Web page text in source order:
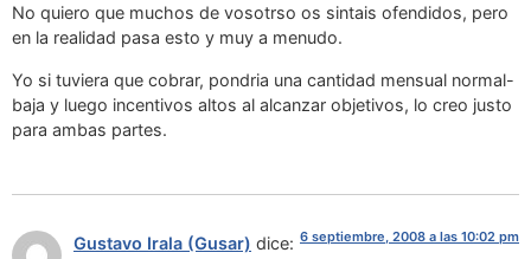
No quiero que muchos de vosotrso os sintais ofendidos, pero
en la realidad pasa esto y muy a menudo.
Yo si tuviera que cobrar, pondria una cantidad mensual normal-
baja y luego incentivos altos al alcanzar objetivos, lo creo justo
para ambas partes.
Gustavo Irala (Gusar) dice: 6 septiembre, 2008 a las 10:02 pm